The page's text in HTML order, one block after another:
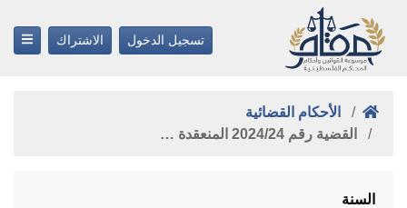
تسجيل الدخول الاشتراك
الأحكام القضائية
القضية رقم ‎24‏/‎2024‏ المنعقدة …
السنة